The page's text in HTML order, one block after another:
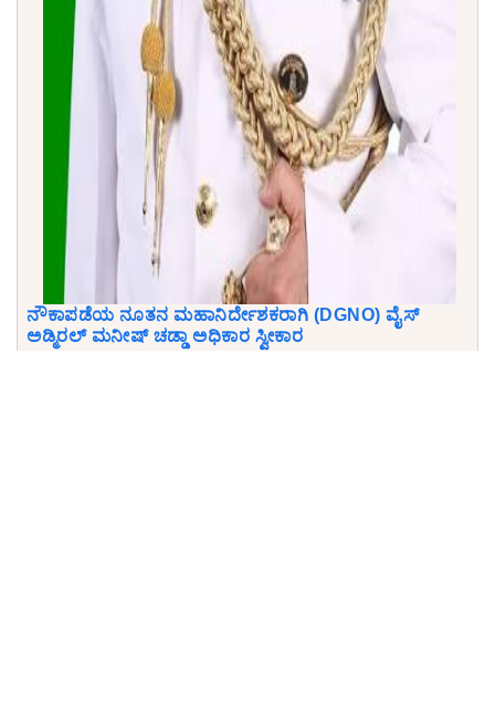
ನೌಕಾಪಡೆಯ ನೂತನ ಮಹಾನಿರ್ದೇಶಕರಾಗಿ (DGNO) ವೈಸ್
ಅಡ್ಮಿರಲ್ ಮನೀಷ್ ಚಡ್ಡಾ ಅಧಿಕಾರ ಸ್ವೀಕಾರ